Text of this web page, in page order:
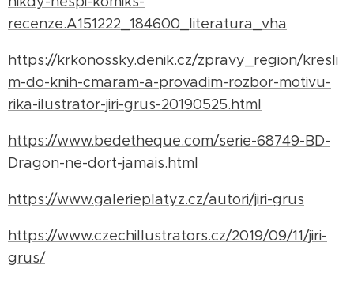
recenze.A151222_184600_literatura_vha
https://krkonossky.denik.cz/zpravy_region/kresli
m-do-knih-cmaram-a-provadim-rozbor-motivu-
rika-ilustrator-jiri-grus-20190525.html
https://www.bedetheque.com/serie-68749-BD-
Dragon-ne-dort-jamais.html
https://www.galerieplatyz.cz/autori/jiri-grus
https://www.czechillustrators.cz/2019/09/11/jiri-
grus/